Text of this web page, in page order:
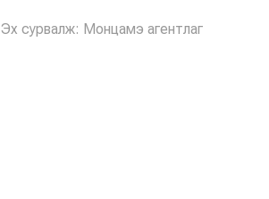
Эх сурвалж: Монцамэ агентлаг